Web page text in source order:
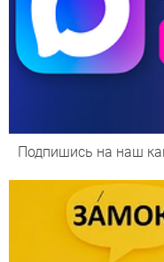
Подпишись на наш